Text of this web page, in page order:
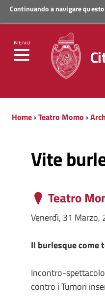
Continuando a navigare
MENU
Regione
Home›Teatro Momo ›
Vite
Teatro
Venerdì, 31 Marzo,
Il burlesque come
Incontro-
contro i Tumori